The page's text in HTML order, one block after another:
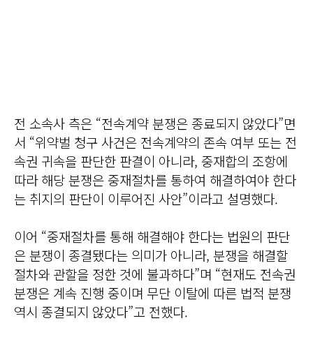
전 소속사 측은 “전속계약 분쟁은 종료되지 않았다”면
서 “위약벌 청구 사건은 전속계약의 존속 여부 또는 전
속권 귀속을 판단한 판결이 아니라, 중재합의 조항에
따라 해당 분쟁은 중재절차를 통하여 해결하여야 한다
는 취지의 판단이 이루어진 사안”이라고 설명했다.
이어 “중재절차를 통해 해결해야 한다는 법원의 판단
은 분쟁이 종결됐다는 의미가 아니라, 분쟁을 해결할
절차와 관할을 정한 것에 불과하다”며 “현재도 전속권
분쟁은 계속 진행 중이며 무단 이탈에 따른 법적 분쟁
역시 종결되지 않았다”고 전했다.